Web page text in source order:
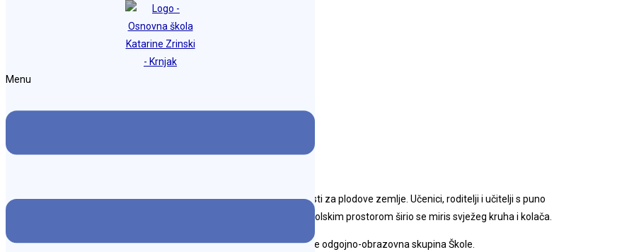
Osnovna škola Katarine Zrinski Krnjak
Menu
U našoj školi 21. listopada svečano su obilježeni Dani kruha i zahvalnosti za plodove zemlje. Učenici, roditelji i učitelji s puno
ljubavi pripremili su raznovrsne krušne proizvode i plodove jeseni, a školskim prostorom širio se miris svježeg kruha i kolača.
U programu su sudjelovali učenici nižih razreda, predškolska skupina te odgojno-obrazovna skupina Škole.